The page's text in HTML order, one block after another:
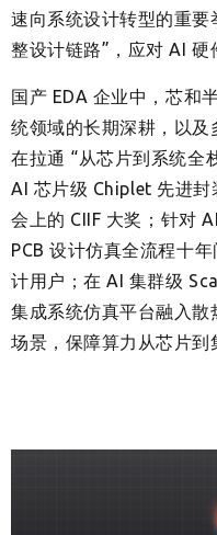
速向系统设计转型的重
整设计链路”，应对 AI 硬
国产 EDA 企业中，芯和
统领域的长期深耕，以及
在拉通 “从芯片到系统全
AI 芯片级 Chiplet 先进
会上的 CIIF 大奖；针对
PCB 设计仿真全流程十
计用户；在 AI 集群级
集成系统仿真平台融入
场景，保障算力从芯片到